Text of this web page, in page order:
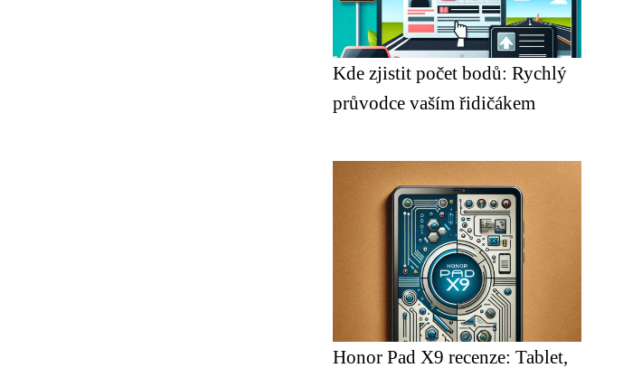
Kde zjistit počet bodů: Rychlý
průvodce vaším řidičákem
Honor Pad X9 recenze: Tablet,